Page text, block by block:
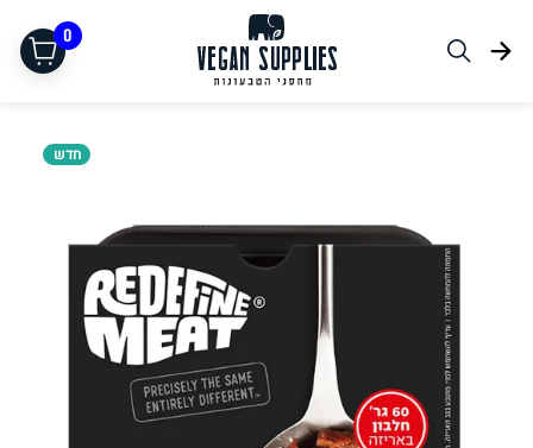
0
תחליפי בשר
חדש